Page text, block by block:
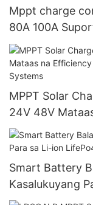
Mppt charge
80A 100A
MPPT Solar
24V 48V
Management
Smart Battery
Kasalukuyang
Battery Pack